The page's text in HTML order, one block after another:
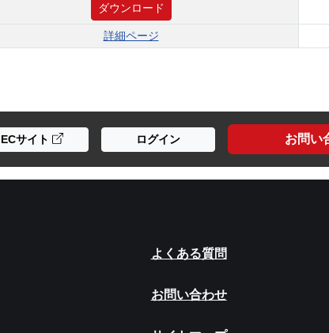
ダウンロード
詳細ページ
ECサイト ログイン お問い
よくある質問
お問い合わせ